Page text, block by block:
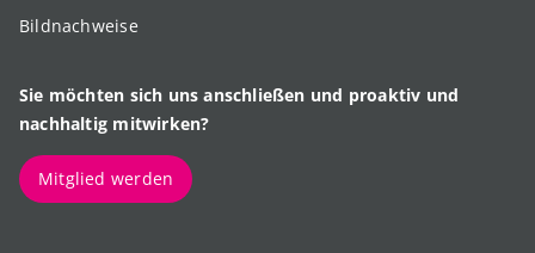
Bildnachweise
Sie möchten sich uns anschließen und proaktiv und
nachhaltig mitwirken?
Mitglied werden